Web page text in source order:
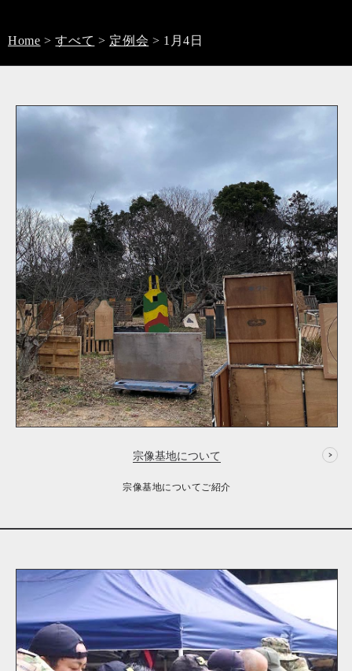
Home >すべて > 定例会 > 1月4日
宗像基地について
宗像基地についてご紹介